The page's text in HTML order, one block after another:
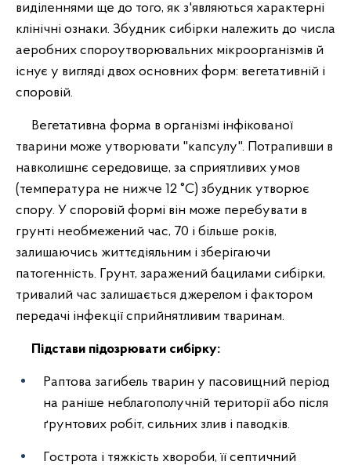
виділеннями ще до того, як з'являються характерні
клінічні ознаки. Збудник сибірки належить до числа
аеробних спороутворювальних мікроорганізмів й
існує у вигляді двох основних форм: вегетативній і
споровій.
Вегетативна форма в організмі інфікованої
тварини може утворювати "капсулу". Потрапивши в
навколишнє середовище, за сприятливих умов
(температура не нижче 12 °С) збудник утворює
спору. У споровій формі він може перебувати в
грунті необмежений час, 70 і більше років,
залишаючись життєдіяльним і зберігаючи
патогенність. Грунт, заражений бацилами сибірки,
тривалий час залишається джерелом і фактором
передачі інфекції сприйнятливим тваринам.
Підстави підозрювати сибірку:
Раптова загибель тварин у пасовищний період
на раніше неблагополучній території або після
ґрунтових робіт, сильних злив і паводків.
Гострота і тяжкість хвороби, її септичний